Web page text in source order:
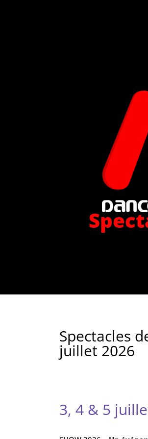
Spectacles
juillet 2026
3, 4 & 5